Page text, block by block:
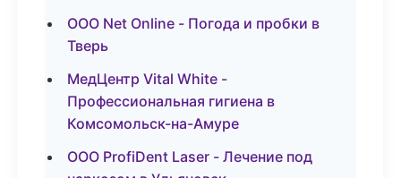
ООО Net Online - Погода и пробки в
Тверь
МедЦентр Vital White -
Профессиональная гигиена в
Комсомольск-на-Амуре
ООО ProfiDent Laser - Лечение под